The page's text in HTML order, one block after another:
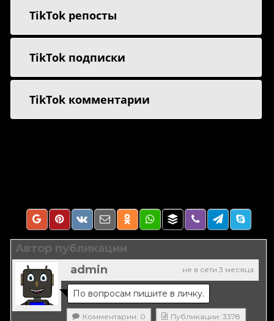
TikTok репосты
TikTok подписки
TikTok комментарии
Автор публикации
не в сети 3 месяца
admin
По вопросам пишите в личку.
Комментарии: 0 Публикации: 3378